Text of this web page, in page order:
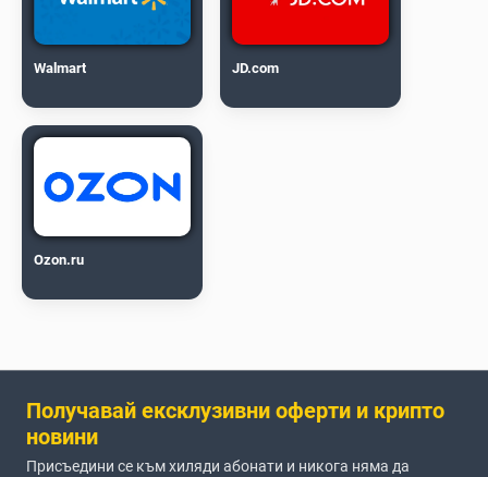
Walmart JD.com
Ozon.ru
Получавай ексклузивни оферти и крипто
новини
Присъедини се към хиляди абонати и никога няма да